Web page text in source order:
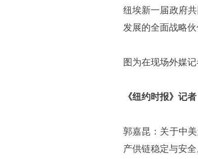
纽埃新一届政府
发展的全面战略
图为在现场外媒记
《纽约时报》记
郭嘉昆：关于中
产供链稳定与安全